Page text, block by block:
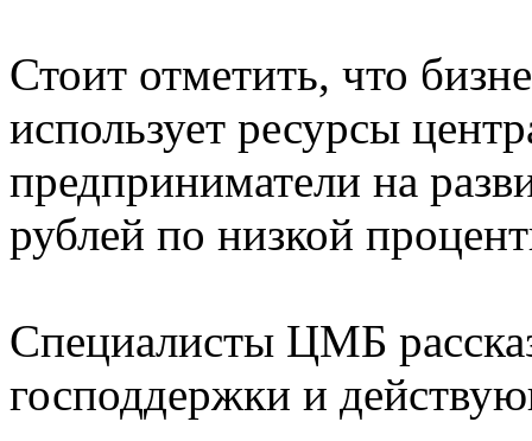
Стоит отметить, что
использует ресурсы
предприниматели на
рублей по низкой
Специалисты ЦМБ
господдержки и